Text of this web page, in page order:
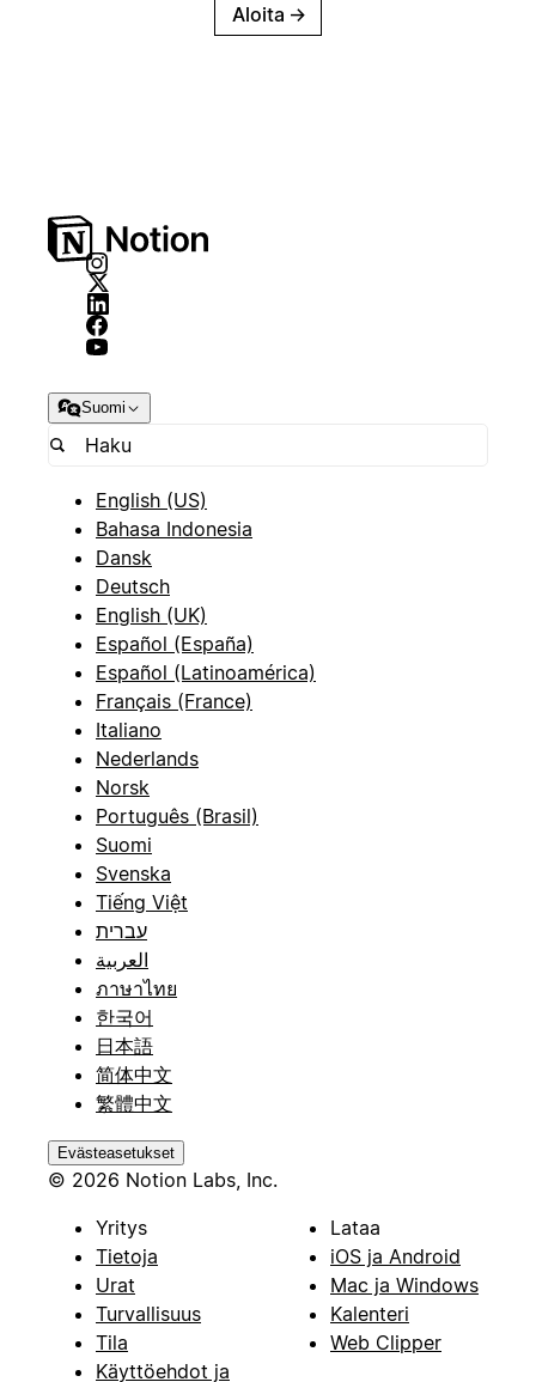
Aloita →
Suomi
English (US)
Bahasa Indonesia
Dansk
Deutsch
English (UK)
Español (España)
Español (Latinoamérica)
Français (France)
Italiano
Nederlands
Norsk
Português (Brasil)
Suomi
Svenska
Tiếng Việt
עברית
العربية
ภาษาไทย
한국어
日本語
简体中文
繁體中文
Evästeasetukset
© 2026 Notion Labs, Inc.
Yritys
Tietoja
Urat
Turvallisuus
Tila
Käyttöehdot ja
Lataa
iOS ja Android
Mac ja Windows
Kalenteri
Web Clipper